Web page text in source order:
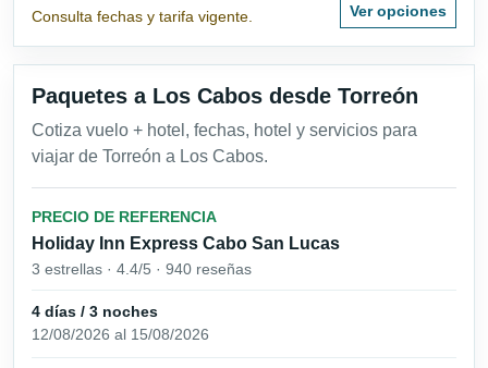
Consulta fechas y tarifa vigente.
Ver opciones
Paquetes a Los Cabos desde Torreón
Cotiza vuelo + hotel, fechas, hotel y servicios para
viajar de Torreón a Los Cabos.
PRECIO DE REFERENCIA
Holiday Inn Express Cabo San Lucas
3 estrellas · 4.4/5 · 940 reseñas
4 días / 3 noches
12/08/2026 al 15/08/2026